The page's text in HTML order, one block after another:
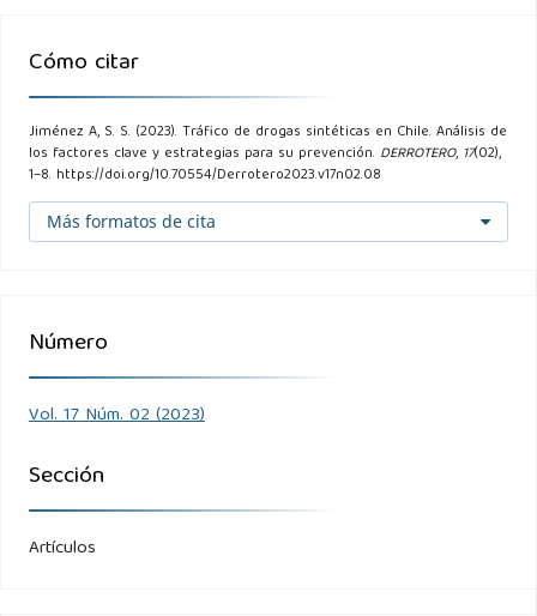
Shuldiner, H. (2022). Chile recibe drogas sintéticas a granel
de traficantes de MDMA belgas y neerlandeses. InSight
Crime. Recuperado de
https://es.insightcrime.org/noticias/chile-recibe-drogas-
sinteticas-traficantes-mdma-belgas-neerlandeses/
Sturla, N., Lompré, M., & Paula, C. (2021). Análisis de las
Criminología y Seguridad, 15(3), 123–140.
Cómo citar
Jiménez A, S. S. (2023). Tráfico de drogas sintéticas en Chile. Análisis de
los factores clave y estrategias para su prevención. DERROTERO, 17(02),
1–8. https://doi.org/10.70554/Derrotero2023.v17n02.08
Más formatos de cita
Número
Vol. 17 Núm. 02 (2023)
Sección
Artículos